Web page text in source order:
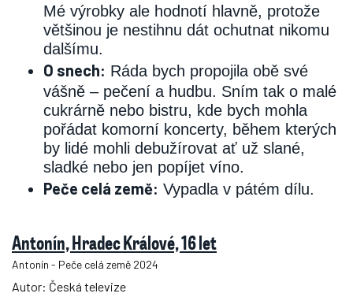
Mé výrobky ale hodnotí hlavně, protože
většinou je nestihnu dát ochutnat nikomu
dalšímu.
O snech: Ráda bych propojila obě své
vášně – pečení a hudbu. Sním tak o malé
cukrárně nebo bistru, kde bych mohla
pořádat komorní koncerty, během kterých
by lidé mohli debužírovat ať už slané,
sladké nebo jen popíjet víno.
Peče celá země: Vypadla v pátém dílu.
Antonín, Hradec Králové, 16 let
Antonín - Peče celá země 2024
Autor: Česká televize